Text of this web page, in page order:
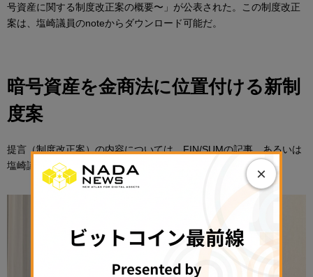
号資産に関する制度改正案の概要〜」が公表された。この制度改正
案は、塩崎議員のnoteからダウンロード可能だ。
暗号資産を金商法に位置付ける新制
度案
提言（制度改正案）の内容については、FIN/SUMの記事、あるいは
塩崎議員のイベント登壇記事などでお伝えしている。
×